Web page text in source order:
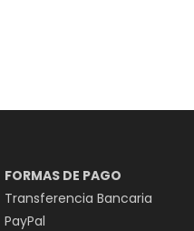
FORMAS DE PAGO
Transferencia Bancaria
PayPal